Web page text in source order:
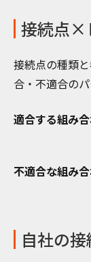
接続点×
接続点の種類
合・不適合の
適合する組み合
不適合な組み合
自社の